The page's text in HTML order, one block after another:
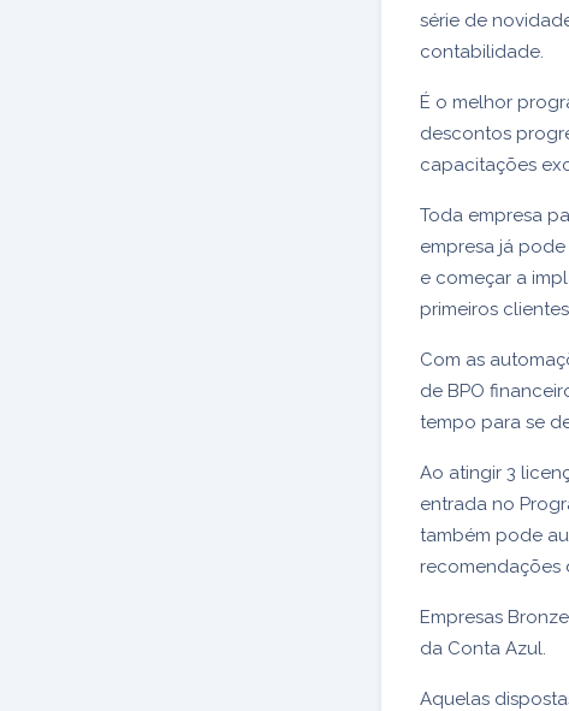
série de
contabilidade.
É o melhor
descontos
capacitações
Toda empresa
empresa já
e começar a
primeiros clientes.
Com as
de BPO
tempo para se
Ao atingir 3
entrada no
também pode
recomendações
Empresas
da Conta Azul.
Aquelas